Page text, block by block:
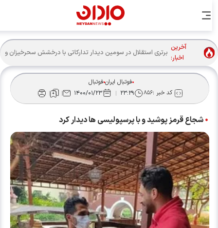
آخرین
اخبار:
فوتبال ایرانفوتبال
کد خبر :۸۵۶ ۲۳:۲۹ ۱۴۰۰/۰۱/۲۳
شجاع قرمز پوشید و با پرسپولیسی ها دیدار کرد